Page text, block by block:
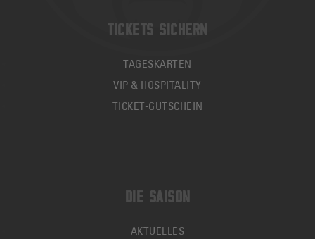
TICKETS SICHERN
TAGESKARTEN
VIP & HOSPITALITY
TICKET-GUTSCHEIN
DIE SAISON
AKTUELLES